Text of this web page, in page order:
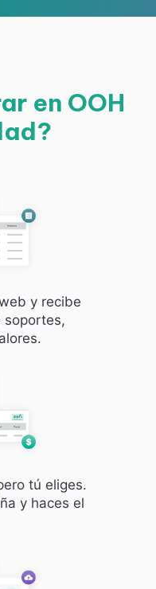
en OOH
y recibe
soportes,
tú eliges.
y haces el